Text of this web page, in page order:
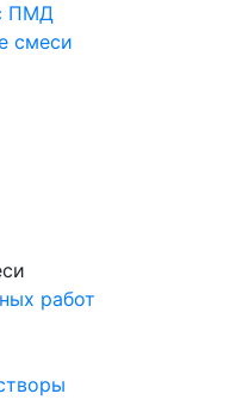
ПМД
смеси
работ